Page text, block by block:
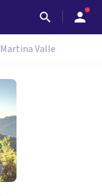
Martina Valle